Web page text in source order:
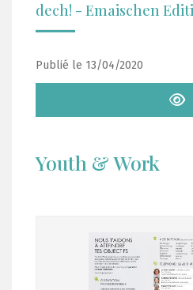
dech! - Emaischen
Publié le 13/04/2020
Youth & Work